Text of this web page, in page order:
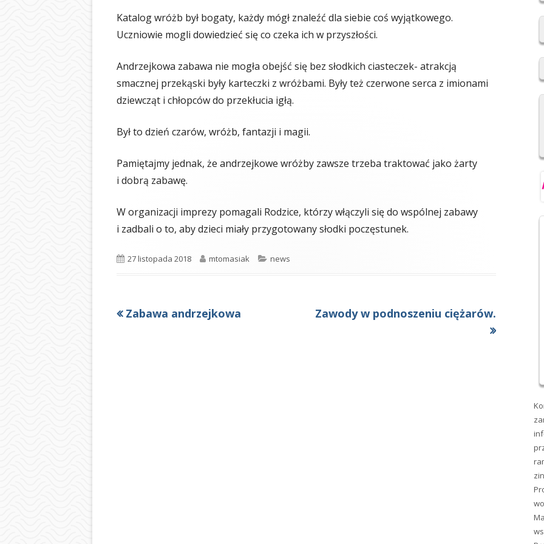
ŚWIETLICA
SAMORZĄD UCZNIOWSKI
REGULAMIN SU SP IM. F.
OCHRONA DANYCH OSOBOWYCH
LOGOTYP
Katalog wróżb był bogaty, każdy mógł znaleźć dla siebie coś wyjątkowego.
Uczniowie mogli dowiedzieć się co czeka ich w przyszłości.
Andrzejkowa zabawa nie mogła obejść się bez słodkich ciasteczek- atrakcją
smacznej przekąski były karteczki z wróżbami. Były też czerwone serca z imionami
dziewcząt i chłopców do przekłucia igłą.
Był to dzień czarów, wróżb, fantazji i magii.
Pamiętajmy jednak, że andrzejkowe wróżby zawsze trzeba traktować jako żarty
i dobrą zabawę.
W organizacji imprezy pomagali Rodzice, którzy włączyli się do wspólnej zabawy
i zadbali o to, aby dzieci miały przygotowany słodki poczęstunek.
Opublikowano
27 listopada 2018 Autor
mtomasiak Kategorie
news
Nawigacja
Poprzedni
Zabawa andrzejkowa
Następny
Zawody w podnoszeniu ciężarów.